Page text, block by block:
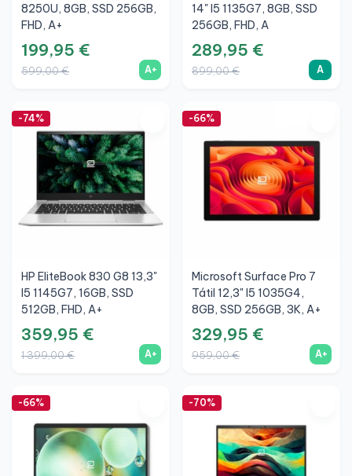
8250U, 8GB, SSD 256GB,
FHD, A+
199,95 €
599,00 € A+
14" I5 1135G7, 8GB, SSD
256GB, FHD, A
289,95 €
899,00 € A
-74%
HP EliteBook 830 G8 13,3"
I5 1145G7, 16GB, SSD
512GB, FHD, A+
359,95 €
1 399,00 € A+
-66%
Microsoft Surface Pro 7
Tátil 12,3" I5 1035G4,
8GB, SSD 256GB, 3K, A+
329,95 €
959,00 € A+
-66% -70%